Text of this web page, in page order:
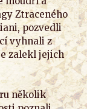
Ztraceného
pozvedli
vyhnali z
zalekl jejich
několik